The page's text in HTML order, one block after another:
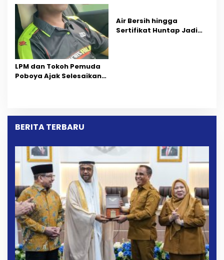
Wilayah Tambang PT
CPM
Dipersoalkan ‎
LPM dan Tokoh Pemuda
Poboya Ajak Selesaikan
Air Bersih hingga
Sertifikat Huntap Jadi
BERITA TERBARU